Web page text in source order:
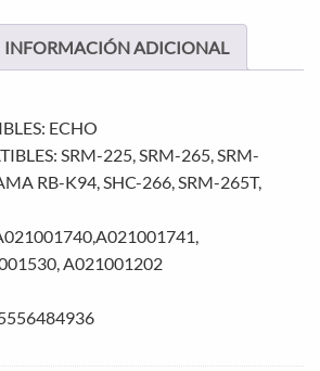
INFORMACIÓN ADICIONAL
ECHO
SRM-225, SRM-265, SRM-
RB-K94, SHC-266, SRM-265T,
A021001202